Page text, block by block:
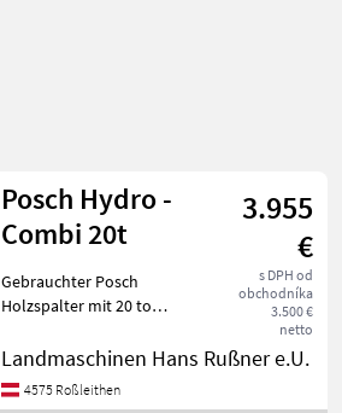
Posch Hydro -
Combi 20t
3.955
€
s DPH od
obchodníka
3.500 €
netto
Gebrauchter Posch
Holzspalter mit 20 to
!! , :, Lesnícke a drevárske
Landmaschinen Hans Rußner e.U.
4575 Roßleithen